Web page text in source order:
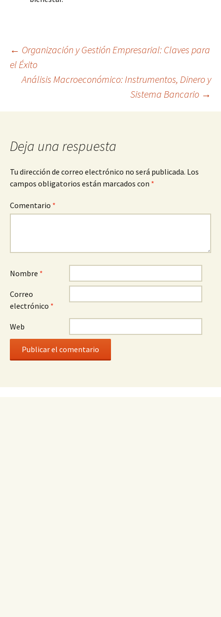
Navegación
de
entradas
← Organización y Gestión Empresarial: Claves para
el Éxito
Análisis Macroeconómico: Instrumentos, Dinero y
Sistema Bancario →
Deja una respuesta
Tu dirección de correo electrónico no será publicada. Los
campos obligatorios están marcados con *
Comentario *
Nombre *
Correo
electrónico *
Web